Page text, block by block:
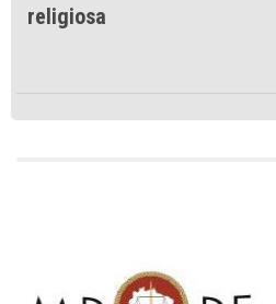
religiosa